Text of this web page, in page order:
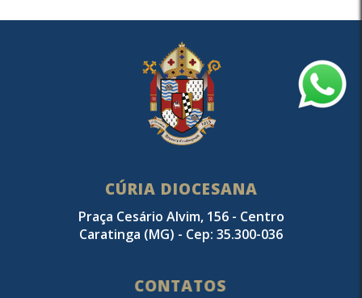
CÚRIA DIOCESANA
Praça Cesário Alvim, 156 - Centro
Caratinga (MG) - Cep: 35.300-036
CONTATOS